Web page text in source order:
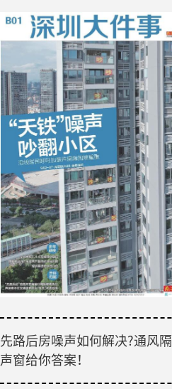
先路后房噪声如何解决?通风隔
声窗给你答案！